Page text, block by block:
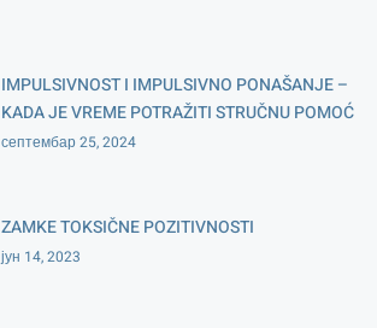
IMPULSIVNOST I IMPULSIVNO PONAŠANJE –
KADA JE VREME POTRAŽITI STRUČNU POMOĆ
септембар 25, 2024
ZAMKE TOKSIČNE POZITIVNOSTI
јун 14, 2023